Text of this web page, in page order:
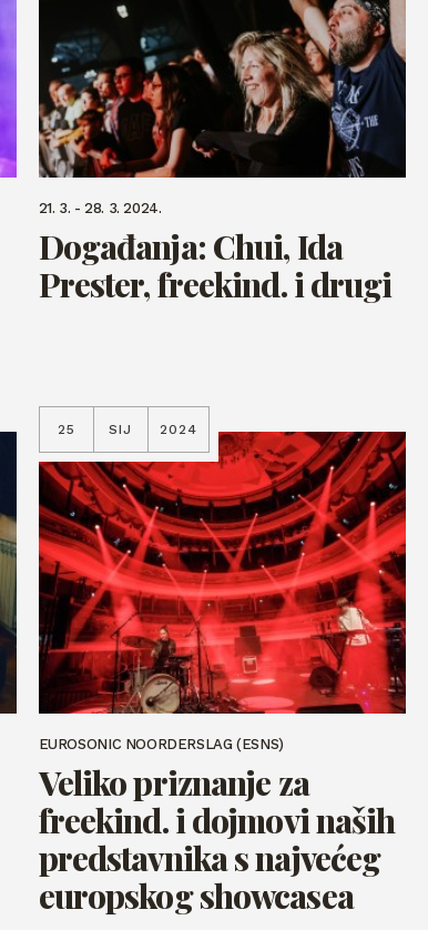
21. 3. - 28. 3. 2024.
Događanja: Chui, Ida
Prester, freekind. i drugi
25 SIJ 2024
EUROSONIC NOORDERSLAG (ESNS)
Veliko priznanje za
freekind. i dojmovi naših
predstavnika s najvećeg
europskog showcasea